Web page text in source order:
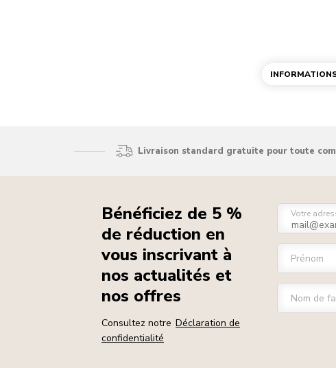
vaisselle et celles qui doivent être lavées
Livraison standard gratuite pour toute
Bénéficiez de 5 %
de réduction en
vous inscrivant à
nos actualités et
nos offres
Consultez notre Déclaration de
confidentialité
Votre
Prénom
Nom de